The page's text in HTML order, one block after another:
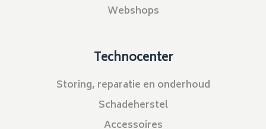
Webshops
Technocenter
Storing, reparatie en onderhoud
Schadeherstel
Accessoires